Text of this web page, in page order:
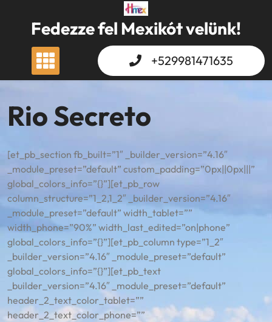
contentFedezze fel Mexikót velünk!
+529981471635
Rio Secreto
[et_pb_section fb_built=”1″ _builder_version=”4.16″
_module_preset=”default” custom_padding=”0px||0px|||”
global_colors_info=”{}”][et_pb_row
column_structure=”1_2,1_2″ _builder_version=”4.16″
_module_preset=”default” width_tablet=””
width_phone=”90%” width_last_edited=”on|phone”
global_colors_info=”{}”][et_pb_column type=”1_2″
_builder_version=”4.16″ _module_preset=”default”
global_colors_info=”{}”][et_pb_text
_builder_version=”4.16″ _module_preset=”default”
header_2_text_color_tablet=””
header_2_text_color_phone=””